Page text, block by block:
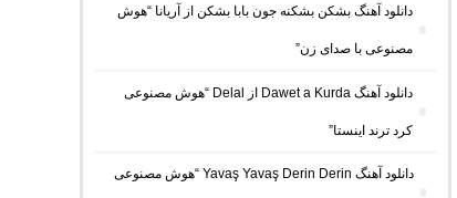
دانلود آهنگ بشکن بشکنه جون بابا بشکن از آریانا “هوش
مصنوعی با صدای زن”
دانلود آهنگ Dawet a Kurda از Delal “هوش مصنوعی
کرد ترند اینستا”
دانلود آهنگ Yavaş Yavaş Derin Derin “هوش مصنوعی